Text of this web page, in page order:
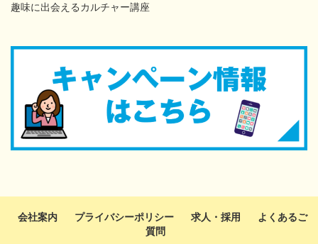
趣味に出会えるカルチャー講座
会社案内 プライバシーポリシー 求人・採用
よくあるご
質問